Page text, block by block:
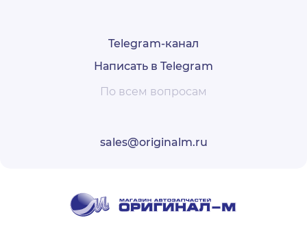
Telegram-канал
Написать в Telegram
По всем вопросам
sales@originalm.ru